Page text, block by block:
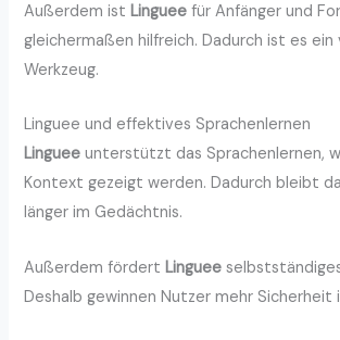
Außerdem istLinguee für Anfänger und
gleichermaßen hilfreich. Dadurch ist es ein
Werkzeug.
Linguee und effektives Sprachenlernen
Linguee unterstützt das Sprachenlernen,
Kontext gezeigt werden. Dadurch bleibt
länger im Gedächtnis.
Außerdem fördert Linguee
Deshalb gewinnen Nutzer mehr Sicherheit